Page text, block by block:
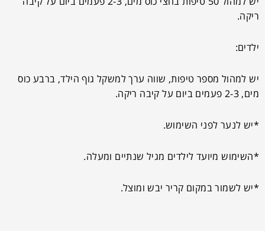
ריקה.
ילדים:
יש למהול מספר טיפות, שווה ערך למשקל גוף הילד, ברבע כוס
מים, 2-3 פעמים ביום על קיבה ריקה.
*יש לנער לפני השימוש.
*השימוש מיועד לילדים מגיל שנתיים ומעלה.
*יש לשמור במקום קריר יבש ומוצל.